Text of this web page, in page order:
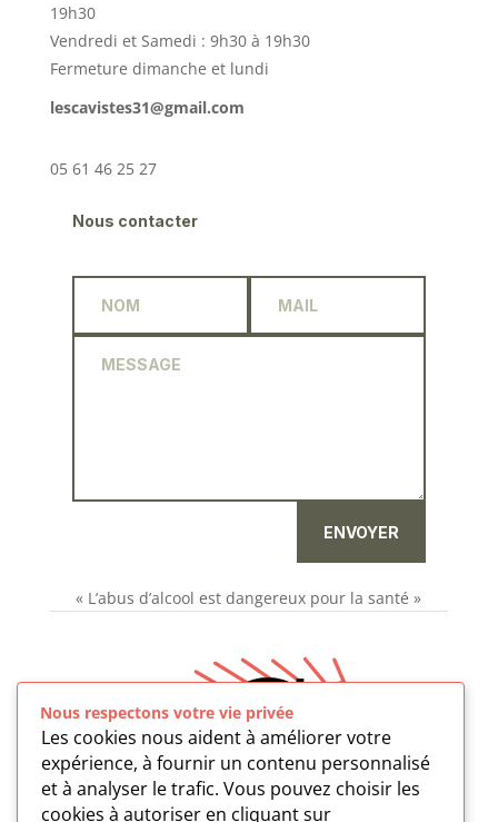
19h30
Vendredi et Samedi : 9h30 à 19h30
Fermeture dimanche et lundi
lescavistes31@gmail.com
05 61 46 25 27
Nous contacter
ENVOYER
« L’abus d’alcool est dangereux pour la santé »
Nous respectons votre vie privée
Les cookies nous aident à améliorer votre
expérience, à fournir un contenu personnalisé
et à analyser le trafic. Vous pouvez choisir les
cookies à autoriser en cliquant sur